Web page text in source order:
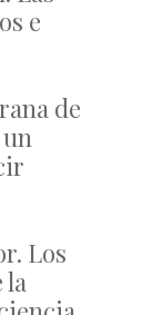
e
de
Los
la